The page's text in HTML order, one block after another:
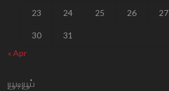
23 24 25 26 27
30
31
« Apr
யூடியூப்